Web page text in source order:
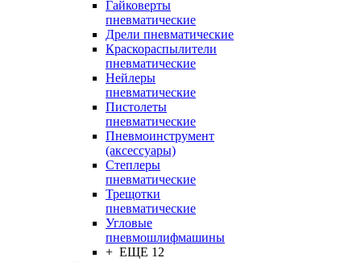
Гайковерты
пневматические
Дрели пневматические
Краскораспылители
пневматические
Нейлеры
пневматические
Пистолеты
пневматические
Пневмоинструмент
(аксессуары)
Степлеры
пневматические
Трещотки
пневматические
Угловые
пневмошлифмашины
+ ЕЩЕ 12